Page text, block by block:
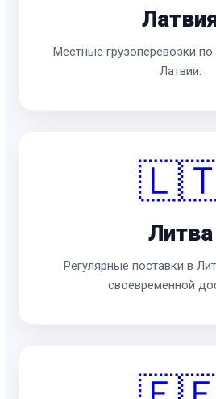
Местные грузоперевозки по
Латвии.
Литва
Регулярные поставки в
своевременной